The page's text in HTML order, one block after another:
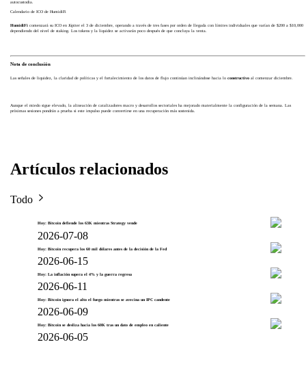
autocustodia.
Calendario de ICO de HumidiFi
HumidiFicomenzará su ICO en Júpiter el 3 de diciembre, operando a través de tres fases por orden de llegada con límites individuales que varían de $200 a $10,000
dependiendo del nivel de staking. Los tokens y la liquidez se activarán poco después de que concluya la venta.
Nota de conclusión
Las señales de liquidez, la claridad de políticas y el fortalecimiento de los datos de flujo continúan inclinándose hacia lo constructivoal comenzar diciembre.
Aunque el miedo sigue elevado, la alineación de catalizadores macro y desarrollos sectoriales ha mejorado materialmente la configuración de la semana. Las
próximas sesiones pondrán a prueba si este impulso puede convertirse en una recuperación más sostenida.
Artículos relacionados
Todo
Hoy: Bitcoin defiende los 63K mientras Strategy vende
2026-07-08
Hoy: Bitcoin recupera los 60 mil dólares antes de la decisión de la Fed
2026-06-15
Hoy: La inflación supera el 4% y la guerra regresa
2026-06-11
Hoy: Bitcoin ignora el alto el fuego mientras se avecina un IPC candente
2026-06-09
Hoy: Bitcoin se desliza hacia los 60K tras un dato de empleo en caliente
2026-06-05